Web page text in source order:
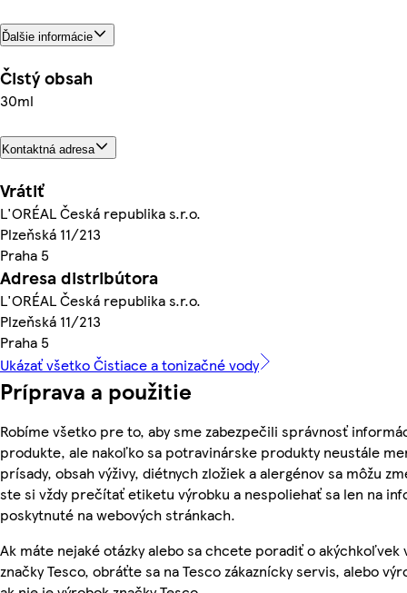
Ďalšie informácie
Čistý obsah
30ml
Kontaktná adresa
Vrátiť
L'ORÉAL Česká republika s.r.o.
Plzeňská 11/213
Praha 5
Adresa distribútora
L'ORÉAL Česká republika s.r.o.
Plzeňská 11/213
Praha 5
Ukázať všetko Čistiace a tonizačné vody
Príprava a použitie
Robíme všetko pre to, aby sme zabezpečili správnosť
produkte, ale nakoľko sa potravinárske produkty neustále
prísady, obsah výživy, diétnych zložiek a alergénov sa môžu
ste si vždy prečítať etiketu výrobku a nespoliehať sa len na
poskytnuté na webových stránkach.
Ak máte nejaké otázky alebo sa chcete poradiť o akýchkoľvek
značky Tesco, obráťte sa na Tesco zákaznícky servis, alebo